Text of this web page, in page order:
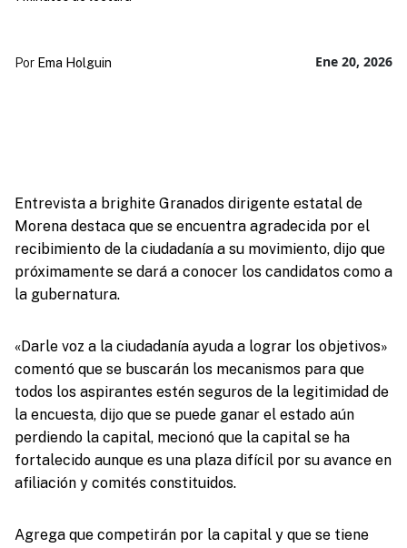
Ene 20, 2026
Por Ema Holguin
Entrevista a brighite Granados dirigente estatal de
Morena destaca que se encuentra agradecida por el
recibimiento de la ciudadanía a su movimiento, dijo que
próximamente se dará a conocer los candidatos como a
la gubernatura.
«Darle voz a la ciudadanía ayuda a lograr los objetivos»
comentó que se buscarán los mecanismos para que
todos los aspirantes estén seguros de la legitimidad de
la encuesta, dijo que se puede ganar el estado aún
perdiendo la capital, mecionó que la capital se ha
fortalecido aunque es una plaza difícil por su avance en
afiliación y comités constituidos.
Agrega que competirán por la capital y que se tiene